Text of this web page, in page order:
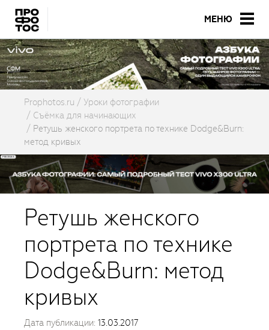
МЕНЮ
Prophotos.ru
Уроки фотографии
Съёмка для начинающих
Ретушь женского портрета по технике Dodge&Burn:
метод кривых
Ретушь женского
портрета по технике
Dodge&Burn: метод
кривых
Дата публикации: 13.03.2017